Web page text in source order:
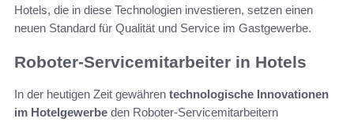
Hotels, die in diese Technologien investieren, setzen einen
neuen Standard für Qualität und Service im Gastgewerbe.
Roboter-Servicemitarbeiter in Hotels
In der heutigen Zeit gewähren technologische Innovationen
im Hotelgewerbe den Roboter-Servicemitarbeitern